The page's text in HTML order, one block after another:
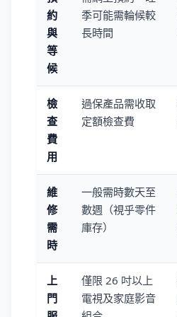
約
與
等
候
季可能需輪候較
長時間
檢
查
費
用
過保產品需收取
定額檢查費
維
修
需
時
一般需時數天至
數週（視乎零件
庫存）
上
門
僅限 26 吋以上
電視及家庭影音